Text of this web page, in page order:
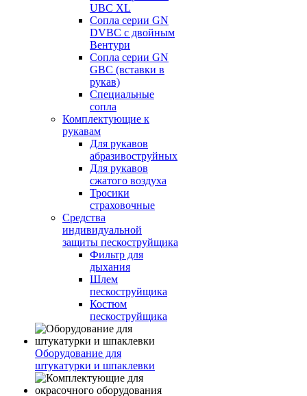
UBC XL
Сопла серии GN
DVBC с двойным
Вентури
Сопла серии GN
GBC (вставки в
рукав)
Специальные
сопла
Комплектующие к
рукавам
Для рукавов
абразивоструйных
Для рукавов
сжатого воздуха
Тросики
страховочные
Средства
индивидуальной
защиты пескоструйщика
Фильтр для
дыхания
Шлем
пескоструйщика
Костюм
пескоструйщика
Оборудование для
штукатурки и шпаклевки